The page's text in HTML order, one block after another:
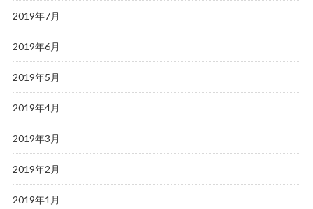
2019年7月
2019年6月
2019年5月
2019年4月
2019年3月
2019年2月
2019年1月